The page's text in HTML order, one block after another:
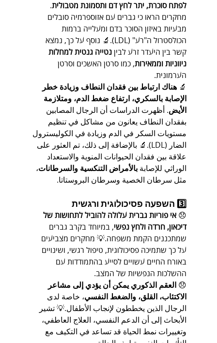
לפתח סוכרת, יתר לחץ דם ותסמונת מטבולית.
מחקרים הראו כי גברים עם אזוספרמיה סובלים
מבעיות באיזון הסוכר בדם ומעלייה ברמות
הכולסטרול ה"רע" (LDL).🔬 נוסף על כך, נמצא
קשר בין היעדר זרע לבין נטייה גנטית למחלות
ניווניות וממאירות, כמו סרטן האשכים וסרטן
הערמונית.
🔬 هناك ارتباط بين فقدان النطاف وزيادة خطر
الإصابة بالسكري، ارتفاع ضغط الدم، ومتلازمة
الأيض. أظهرت الدراسات أن الرجال المصابين
بفقدان النطاف يعانون من مشاكل في تنظيم
مستويات السكر في الدم وزيادة في الكوليسترول
الضار (LDL).🔬 بالإضافة إلى ذلك، تم العثور على
علاقة بين فقدان الحيوانات المنوية والاستعداد
الوراثي للإصابة بالأمراض التنكسية والسرطانات،
مثل سرطان الخصية وسرطان البروستاتا.
3️⃣ השפעה פסיכולוגית ורגשית
😞 אי פוריות גברית עלולה להוביל לתחושות של
דיכאון, חרדה ולחץ נפשי, במיוחד בקרב גברים
שמתכננים הקמת משפחה.💡 מחקרים מצביעים
על כך שתמיכה פסיכולוגית, טיפול רגשי, ושינויים
באורח החיים עשויים לסייע בהתמודדות עם
ההשלכות הנפשיות של המצב.
😞 العقم الذكوري يمكن أن يؤدي إلى مشاعر
الاكتئاب، القلق، والضغط النفسي، خاصة لدى
الرجال الذين يخططون لإنجاب الأطفال.💡 تشير
الأبحاث إلى أن الدعم النفسي، العلاج العاطفي،
وتغييرات نمط الحياة قد تساعد في التكيف مع